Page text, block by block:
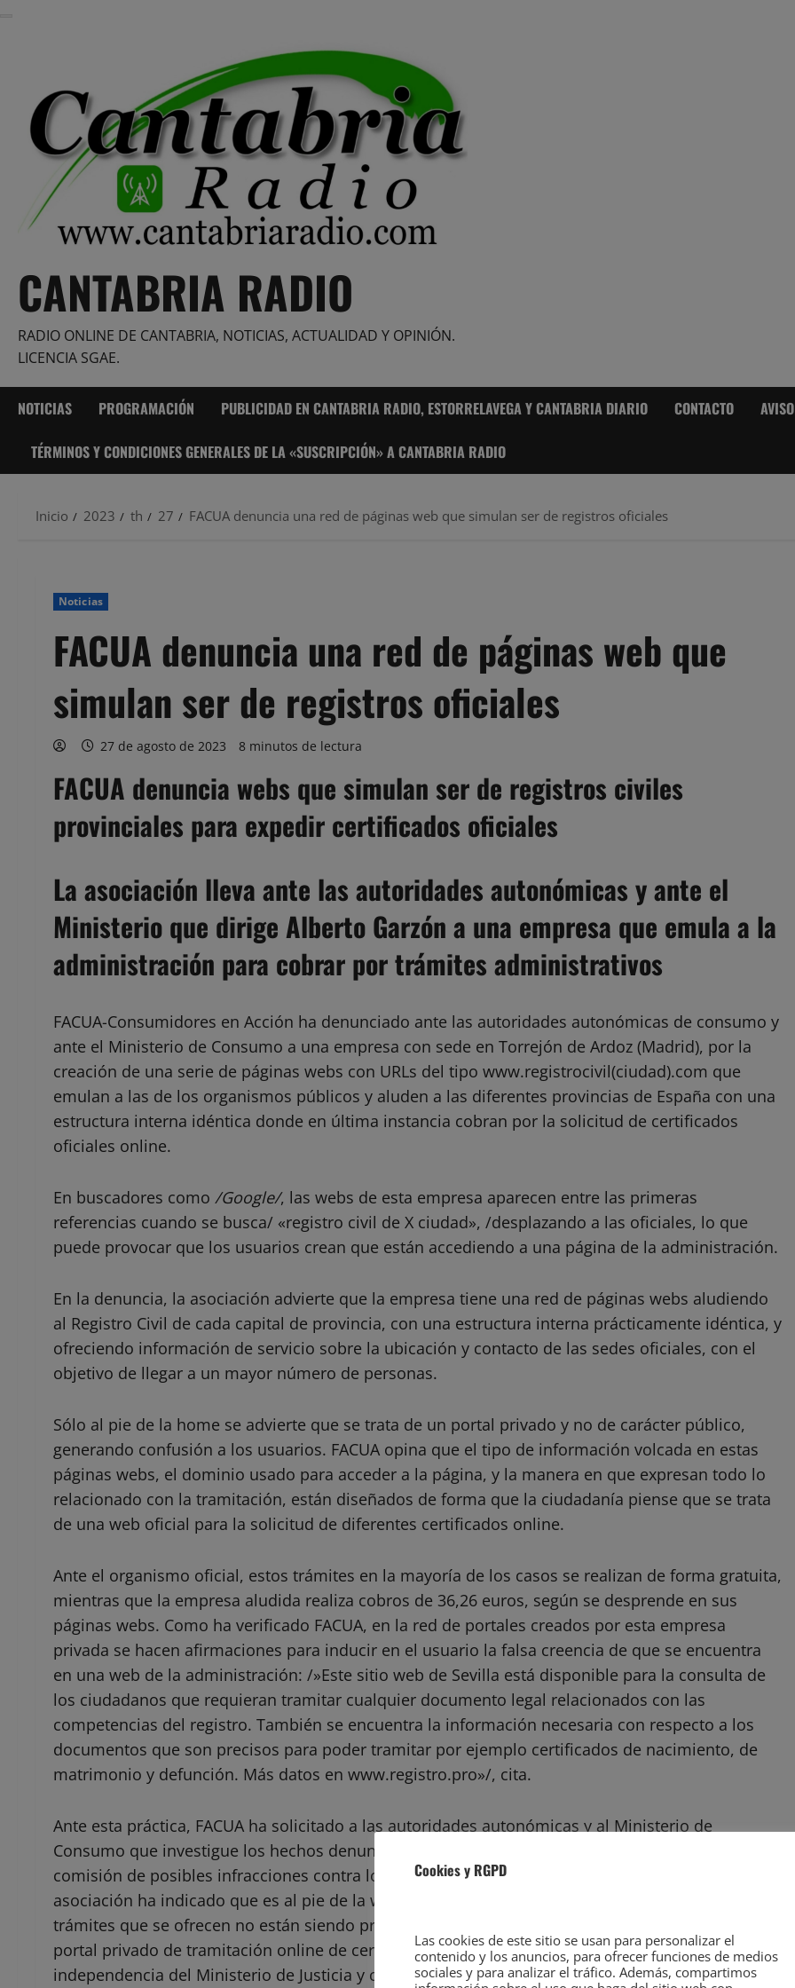
CANTABRIA RADIO
RADIO ONLINE DE CANTABRIA, NOTICIAS, ACTUALIDAD Y OPINIÓN.
LICENCIA SGAE.
NOTICIAS PROGRAMACIÓN PUBLICIDAD EN CANTABRIA RADIO, ESTORRELAVEGA Y CANTABRIA DIARIO CONTACTO
TÉRMINOS Y CONDICIONES GENERALES DE LA «SUSCRIPCIÓN» A CANTABRIA RADIO
Inicio 2023 th 27 FACUA denuncia una red de páginas web que simulan ser de registros oficiales
Noticias
FACUA denuncia una red de páginas web que
simulan ser de registros oficiales
27 de agosto de 2023 8 minutos de lectura
FACUA denuncia webs que simulan ser de registros civiles
provinciales para expedir certificados oficiales
La asociación lleva ante las autoridades autonómicas y ante el
Ministerio que dirige Alberto Garzón a una empresa que emula a la
administración para cobrar por trámites administrativos
FACUA-Consumidores en Acción ha denunciado ante las autoridades autonómicas de consumo y
ante el Ministerio de Consumo a una empresa con sede en Torrejón de Ardoz (Madrid), por la
creación de una serie de páginas webs con URLs del tipo www.registrocivil(ciudad).com que
emulan a las de los organismos públicos y aluden a las diferentes provincias de España con una
estructura interna idéntica donde en última instancia cobran por la solicitud de certificados
oficiales online.
En buscadores como /Google/, las webs de esta empresa aparecen entre las primeras
referencias cuando se busca/ «registro civil de X ciudad», /desplazando a las oficiales, lo que
puede provocar que los usuarios crean que están accediendo a una página de la administración.
En la denuncia, la asociación advierte que la empresa tiene una red de páginas webs aludiendo
al Registro Civil de cada capital de provincia, con una estructura interna prácticamente idéntica, y
ofreciendo información de servicio sobre la ubicación y contacto de las sedes oficiales, con el
objetivo de llegar a un mayor número de personas.
Sólo al pie de la home se advierte que se trata de un portal privado y no de carácter público,
generando confusión a los usuarios. FACUA opina que el tipo de información volcada en estas
páginas webs, el dominio usado para acceder a la página, y la manera en que expresan todo lo
relacionado con la tramitación, están diseñados de forma que la ciudadanía piense que se trata
de una web oficial para la solicitud de diferentes certificados online.
Ante el organismo oficial, estos trámites en la mayoría de los casos se realizan de forma gratuita,
mientras que la empresa aludida realiza cobros de 36,26 euros, según se desprende en sus
páginas webs. Como ha verificado FACUA, en la red de portales creados por esta empresa
privada se hacen afirmaciones para inducir en el usuario la falsa creencia de que se encuentra
en una web de la administración: /»Este sitio web de Sevilla está disponible para la consulta de
los ciudadanos que requieran tramitar cualquier documento legal relacionados con las
competencias del registro. También se encuentra la información necesaria con respecto a los
documentos que son precisos para poder tramitar por ejemplo certificados de nacimiento, de
matrimonio y defunción. Más datos en www.registro.pro»/, cita.
Ante esta práctica, FACUA ha solicitado a las autoridades autonómicas y al Ministerio de
Consumo que investigue los hechos denunciados y abran expediente sancionador ante la
comisión de posibles infracciones contra los derechos de los consumidores. Al respecto, la
asociación ha indicado que es al pie de la web donde se muestra una nota indicando que los
trámites que se ofrecen no están siendo proporcionados por un organismo oficial./ «Somos un
portal privado de tramitación online de certificados oficiales. Trabajamos con total
independencia del Ministerio de Justicia y cualquier administración pública. Usted podrá realizar
Cookies y RGPD
Las cookies de este sitio se usan para personalizar el
contenido y los anuncios, para ofrecer funciones de medios
sociales y para analizar el tráfico. Además, compartimos